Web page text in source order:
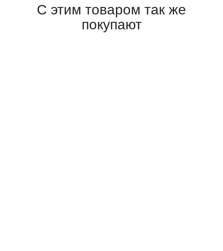
С этим товаром так же
покупают